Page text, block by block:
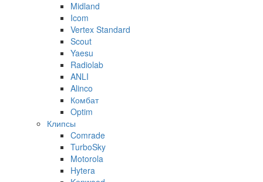
Midland
Icom
Vertex Standard
Scout
Yaesu
Radiolab
ANLI
Alinco
Комбат
Optim
Клипсы
Comrade
TurboSky
Motorola
Hytera